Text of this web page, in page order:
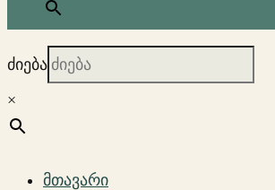
ძიება
×
მთავარი